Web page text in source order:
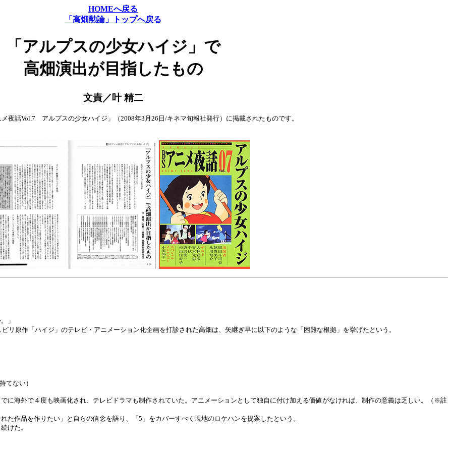
HOMEへ戻る
「高畑勲論」トップへ戻る
「アルプスの少女ハイジ」で
高畑演出が目指したもの
文責／叶 精二
夜話Vol.7 アルプスの少女ハイジ」（2008年3月26日/キネマ旬報社発行）に掲載されたものです。
」
原作「ハイジ」のテレビ・アニメーション化企画を打診された高畑は、矢継ぎ早に以下のような「困難な根拠」を挙げたという。
てない）
海外で４度も映画化され、テレビドラマも制作されていた。アニメーションとして独自に付け加える価値がなければ、制作の意義は乏しい。（※註
作品を作りたい」と自らの信念を語り、「5」をカバーすべく現地のロケハンを提案したという。
けた。